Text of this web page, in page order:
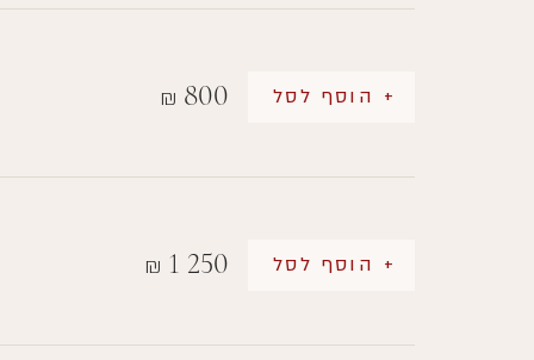
₪ 800 + הוסף לסל
₪ 1 250 + הוסף לסל